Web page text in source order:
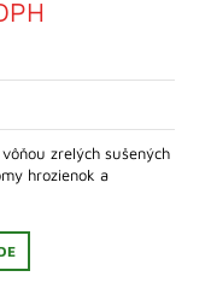
zrelých sušených
hrozienok a